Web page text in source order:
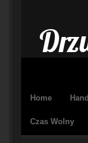
Home
Czas Wolny